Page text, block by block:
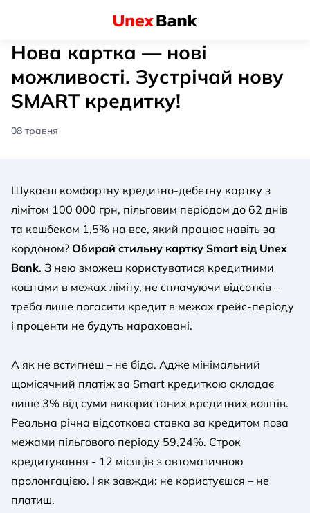
Нова картка — нові
можливості. Зустрічай нову
SMART кредитку!
08 травня
Шукаєш комфортну кредитно-дебетну картку з
лімітом 100 000 грн, пільговим періодом до 62 днів
та кешбеком 1,5% на все, який працює навіть за
кордоном? Обирай стильну картку Smart від Unex
Bank. З нею зможеш користуватися кредитними
коштами в межах ліміту, не сплачуючи відсотків –
треба лише погасити кредит в межах грейс-періоду
і проценти не будуть нараховані.
А як не встигнеш – не біда. Адже мінімальний
щомісячний платіж за Smart кредиткою складає
лише 3% від суми використаних кредитних коштів.
Реальна річна відсоткова ставка за кредитом поза
межами пільгового періоду 59,24%. Строк
кредитування - 12 місяців з автоматичною
пролонгацією. І як завжди: не користуєшся – не
платиш.